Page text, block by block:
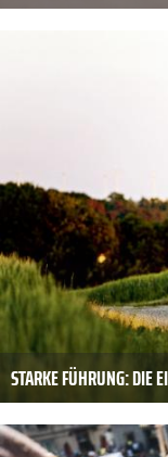
STARKE FÜHRUNG: DIE